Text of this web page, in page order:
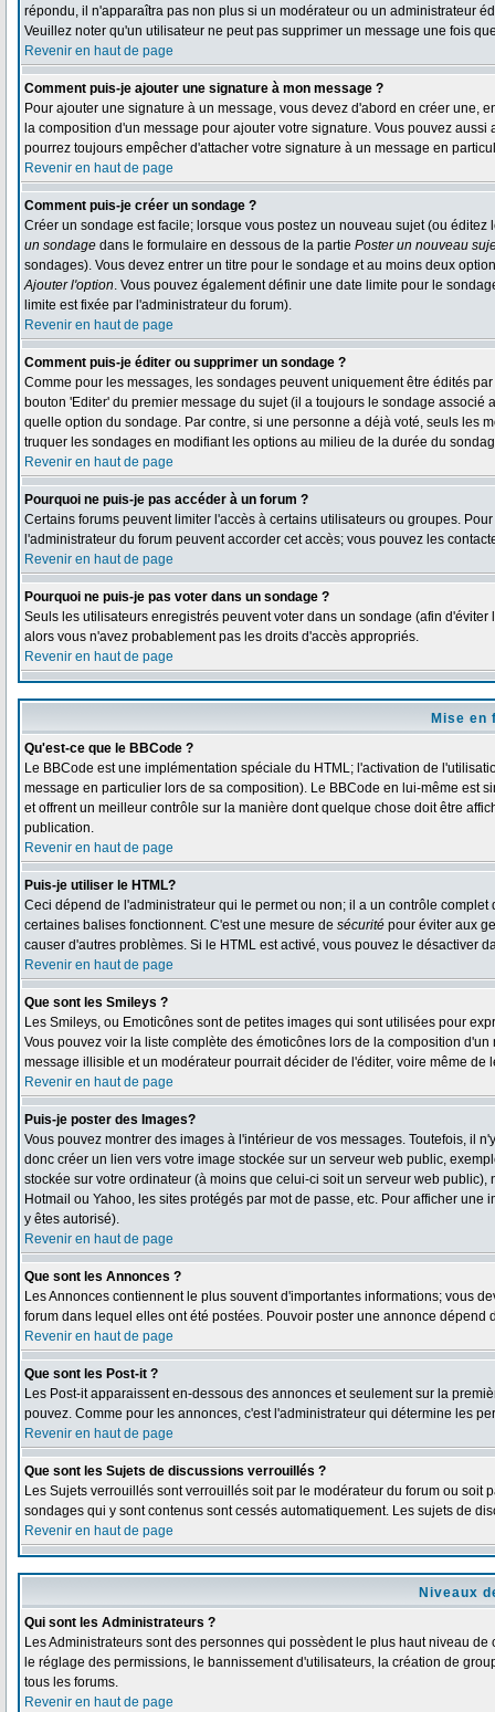
répondu, il n'apparaîtra pas non plus si un modérateur ou un administrateur
Veuillez noter qu'un utilisateur ne peut pas supprimer un message une fois
Revenir en haut de page
Comment puis-je ajouter une signature à mon message ?
Pour ajouter une signature à un message, vous devez d'abord en créer une,
la composition d'un message pour ajouter votre signature. Vous pouvez
pourrez toujours empêcher d'attacher votre signature à un message en
Revenir en haut de page
Comment puis-je créer un sondage ?
Créer un sondage est facile; lorsque vous postez un nouveau sujet (ou
un sondage dans le formulaire en dessous de la partie Poster un nouveau
sondages). Vous devez entrer un titre pour le sondage et au moins deux
Ajouter l'option. Vous pouvez également définir une date limite pour le
limite est fixée par l'administrateur du forum).
Revenir en haut de page
Comment puis-je éditer ou supprimer un sondage ?
Comme pour les messages, les sondages peuvent uniquement être édités
bouton 'Editer' du premier message du sujet (il a toujours le sondage
quelle option du sondage. Par contre, si une personne a déjà voté, seuls les
truquer les sondages en modifiant les options au milieu de la durée du
Revenir en haut de page
Pourquoi ne puis-je pas accéder à un forum ?
Certains forums peuvent limiter l'accès à certains utilisateurs ou groupes.
l'administrateur du forum peuvent accorder cet accès; vous pouvez les
Revenir en haut de page
Pourquoi ne puis-je pas voter dans un sondage ?
Seuls les utilisateurs enregistrés peuvent voter dans un sondage (afin
alors vous n'avez probablement pas les droits d'accès appropriés.
Revenir en haut de page
Mise en
Qu'est-ce que le BBCode ?
Le BBCode est une implémentation spéciale du HTML; l'activation de
message en particulier lors de sa composition). Le BBCode en lui-même est
et offrent un meilleur contrôle sur la manière dont quelque chose doit être
publication.
Revenir en haut de page
Puis-je utiliser le HTML?
Ceci dépend de l'administrateur qui le permet ou non; il a un contrôle
certaines balises fonctionnent. C'est une mesure de sécurité pour éviter aux
causer d'autres problèmes. Si le HTML est activé, vous pouvez le désactiver
Revenir en haut de page
Que sont les Smileys ?
Les Smileys, ou Emoticônes sont de petites images qui sont utilisées pour
Vous pouvez voir la liste complète des émoticônes lors de la composition
message illisible et un modérateur pourrait décider de l'éditer, voire même de
Revenir en haut de page
Puis-je poster des Images?
Vous pouvez montrer des images à l'intérieur de vos messages. Toutefois, il
donc créer un lien vers votre image stockée sur un serveur web public,
stockée sur votre ordinateur (à moins que celui-ci soit un serveur web
Hotmail ou Yahoo, les sites protégés par mot de passe, etc. Pour afficher
y êtes autorisé).
Revenir en haut de page
Que sont les Annonces ?
Les Annonces contiennent le plus souvent d'importantes informations; vous
forum dans lequel elles ont été postées. Pouvoir poster une annonce
Revenir en haut de page
Que sont les Post-it ?
Les Post-it apparaissent en-dessous des annonces et seulement sur la
pouvez. Comme pour les annonces, c'est l'administrateur qui détermine les
Revenir en haut de page
Que sont les Sujets de discussions verrouillés ?
Les Sujets verrouillés sont verrouillés soit par le modérateur du forum ou
sondages qui y sont contenus sont cessés automatiquement. Les sujets de
Revenir en haut de page
Niveaux
Qui sont les Administrateurs ?
Les Administrateurs sont des personnes qui possèdent le plus haut niveau
le réglage des permissions, le bannissement d'utilisateurs, la création de
tous les forums.
Revenir en haut de page